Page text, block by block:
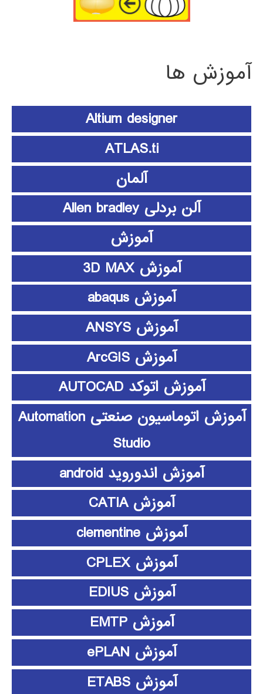
آموزش ها
Altium designer
ATLAS.ti
آلمان
آلن بردلی Allen bradley
آموزش
آموزش 3D MAX
آموزش abaqus
آموزش ANSYS
آموزش ArcGIS
آموزش اتوکد AUTOCAD
آموزش اتوماسیون صنعتی Automation
Studio
آموزش اندوروید android
آموزش CATIA
آموزش clementine
آموزش CPLEX
آموزش EDIUS
آموزش EMTP
آموزش ePLAN
آموزش ETABS